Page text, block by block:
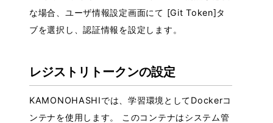
な場合、ユーザ情報設定画面にて [Git Token]タ
ブを選択し、認証情報を設定します。
レジストリトークンの設定
KAMONOHASHIでは、学習環境としてDockerコ
ンテナを使用します。 このコンテナはシステム管